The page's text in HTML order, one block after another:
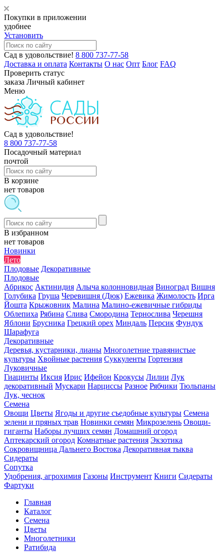
Покупки в приложении
удобнее
Установить
Сад в удовольствие! 8 800 737-77-58
Доставка и оплата Контакты О нас Опт Блог FAQ
Проверить статус
заказа Личный кабинет
Меню
Сад в удовольствие!
8 800 737-77-58
Посадочный материал
почтой
В корзине
нет товаров
В избранном
нет товаров
Новинки
Лето
Плодовые Декоративные
Плодовые
Абрикос Актинидия Алыча колонновидная Виноград Вишня
Голубика Груша Черевишня (Дюк) Ежевика Жимолость Ирга
Йошта Крыжовник Малина Малино-ежевичные гибриды
Облепиха Рябина Слива Смородина Тернослива Черешня
Яблони Брусника Грецкий орех Миндаль Персик Фундук
Шарафуга
Декоративные
Деревья, кустарники, лианы Многолетние травянистые
культуры Хвойные растения Суккуленты Гортензия
Луковичные
Гиацинты Иксия Ирис Ифейон Крокусы Лилии Лук
декоративный Мускари Нарциссы Разное Рябчики Тюльпаны
Лук, чеснок
Семена
Овощи Цветы Ягоды и другие съедобные культуры Семена
зелени и пряных трав Новинки семян Микрозелень Овощи-
гиганты Наборы лучших семян Домашний огород
Аптекарский огород Комнатные растения Экзотика
Сокровищница Дальнего Востока Декоративная тыква
Сидераты
Сопутка
Удобрения, агрохимия Газоны Инструмент Книги Сидераты
Фартуки
Главная
Каталог
Семена
Цветы
Многолетники
Ратибида